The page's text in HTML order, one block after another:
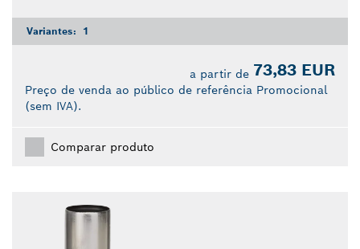
Variantes: 1
a partir de 73,83 EUR
Preço de venda ao público de referência Promocional
(sem IVA).
Comparar produto